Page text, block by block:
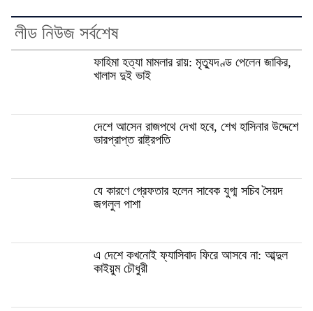
লীড নিউজ সর্বশেষ
ফাহিমা হত্যা মামলার রায়: মৃত্যুদণ্ড পেলেন জাকির,
খালাস দুই ভাই
দেশে আসেন রাজপথে দেখা হবে, শেখ হাসিনার উদ্দেশে
ভারপ্রাপ্ত রাষ্ট্রপতি
যে কারণে গ্রেফতার হলেন সাবেক যুগ্ম সচিব সৈয়দ
জগলুল পাশা
এ দেশে কখনোই ফ্যাসিবাদ ফিরে আসবে না: আব্দুল
কাইয়ুম চৌধুরী